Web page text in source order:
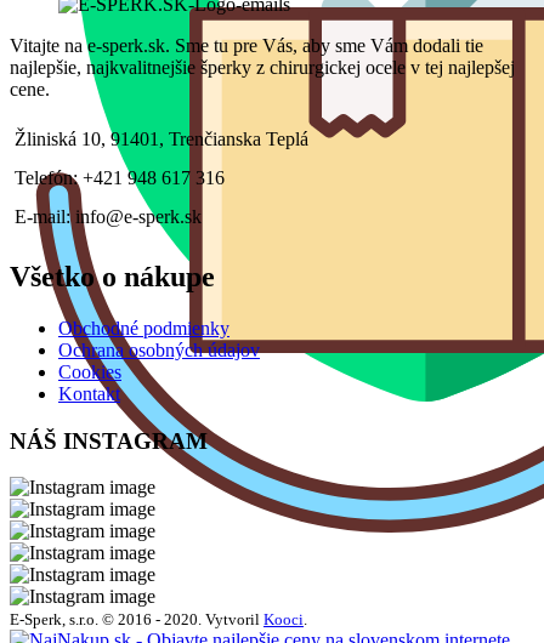
Vitajte na e-sperk.sk. Sme tu pre Vás, aby sme Vám dodali tie
najlepšie, najkvalitnejšie šperky z chirurgickej ocele v tej najlepšej
cene.
Žliniská 10, 91401, Trenčianska Teplá
Telefón: +421 948 617 316
E-mail: info@e-sperk.sk
Všetko o nákupe
Obchodné podmienky
Ochrana osobných údajov
Cookies
Kontakt
NÁŠ INSTAGRAM
E-Sperk, s.r.o. © 2016 - 2020. Vytvoril Kooci.